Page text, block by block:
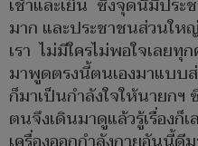
เช้าและเย็น ซึ่งจุดนี้มีประ
มาก และประชาชนส่วนให
เรา ไม่มีใครไม่พอใจเลย
มาพูดตรงนี้ตนเองมาแบบ
ก็มาเป็นกำลังใจให้นายกฯ
ตนจึงเดินมาดูแล้วรู้เรื่องก็